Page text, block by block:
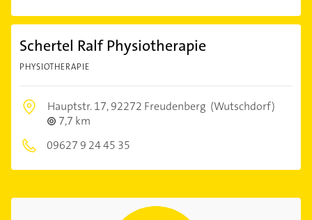
Schertel Ralf Physiotherapie
PHYSIOTHERAPIE
Hauptstr. 17,92272 Freudenberg (Wutschdorf)
7,7 km
09627 9 24 45 35